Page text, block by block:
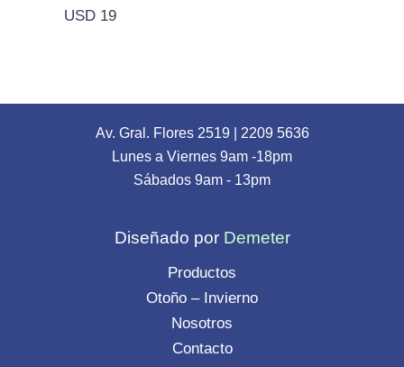
USD 19
Av. Gral. Flores 2519| 2209 5636
Lunes a Viernes 9am -18pm
Sábados 9am - 13pm
Diseñado por Demeter
Productos
Otoño – Invierno
Nosotros
Contacto